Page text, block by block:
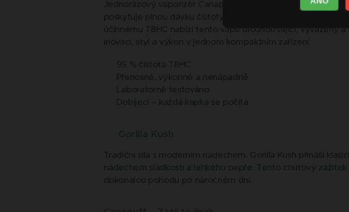
Jednorázový vaporizér Canapuff T8HC přináší maximální
poskytuje plnou dávku čistoty a chuti, která okamžitě
účinnému T8HC nabízí tento vape dlouhotrvající, vyvážený
inovaci, styl a výkon v jednom kompaktním zařízení.
✅ 95 % čistota T8HC
✅ Přenosné, výkonné a nenápadné
✅ Laboratorně testováno
✅ Dobíjecí – každá kapka se počítá
Tradiční síla s moderním nádechem. Gorilla Kush přináší
nádechem sladkosti a lehkého pepře. Tento chuťový
dokonalou pohodu po náročném dni.